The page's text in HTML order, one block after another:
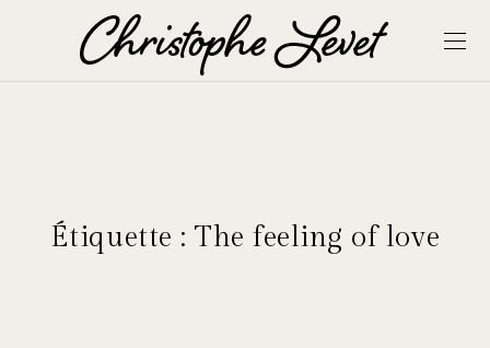
Étiquette :The feeling of love